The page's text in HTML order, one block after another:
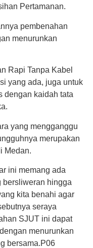
Pertamanan.
pembenahan
menurunkan
Rapi Tanpa Kabel
yang ada, juga untuk
dengan kaidah tata
yang mengganggu
merupakan
Medan.
ini memang ada
bersliweran hingga
kita benahi agar
seraya
SJUT ini dapat
menurunkan
bersama.P06